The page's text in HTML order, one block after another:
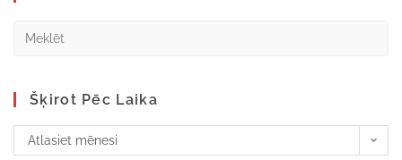
Šķirot Pēc Laika
Atlasiet mēnesi